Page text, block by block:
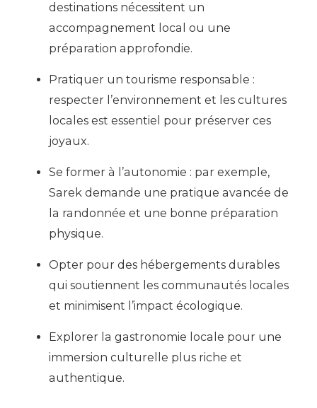
destinations nécessitent un
accompagnement local ou une
préparation approfondie.
Pratiquer un tourisme responsable :
respecter l’environnement et les cultures
locales est essentiel pour préserver ces
joyaux.
Se former à l’autonomie : par exemple,
Sarek demande une pratique avancée de
la randonnée et une bonne préparation
physique.
Opter pour des hébergements durables
qui soutiennent les communautés locales
et minimisent l’impact écologique.
Explorer la gastronomie locale pour une
immersion culturelle plus riche et
authentique.